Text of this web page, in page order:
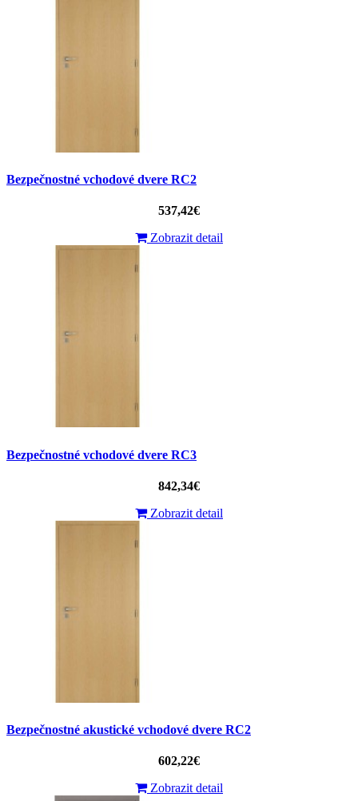
Bezpečnostné vchodové dvere RC2
537,42€
Zobrazit detail
Bezpečnostné vchodové dvere RC3
842,34€
Zobrazit detail
Bezpečnostné akustické vchodové dvere RC2
602,22€
Zobrazit detail